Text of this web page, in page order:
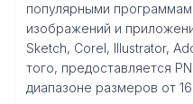
популярными
изображений и
Sketch, Corel, Illustrator,
того, предоставляется
диапазоне размеров от